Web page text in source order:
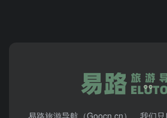
易路旅游导航（Goocn.cn），我们